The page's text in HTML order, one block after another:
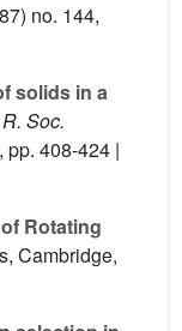
no. 144,
solids in a
Soc.
pp. 408-424 |
Rotating
Cambridge,